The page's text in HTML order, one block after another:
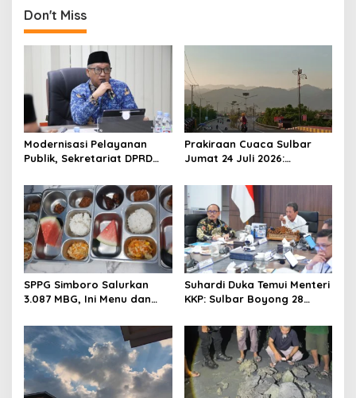
v
i
t
i
o
n
Don't Miss
Modernisasi Pelayanan
Publik, Sekretariat DPRD
Luncurkan Aplikasi SIPAKDE
Prakiraan Cuaca Sulbar
Jumat 24 Juli 2026:
Daerah Pesisir Cerah
SPPG Simboro Salurkan
3.087 MBG, Ini Menu dan
Suhardi Duka Temui Menteri
KKP: Sulbar Boyong 28
Kapal 30 GT